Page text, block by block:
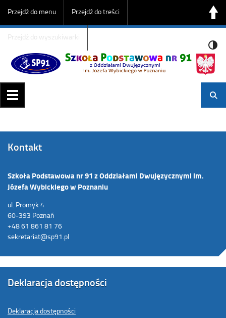
Przejdź do menu Przejdź do treści
Przejdź do wyszukiwarki
Kontakt
Szkoła Podstawowa nr 91 z Oddziałami Dwujęzycznymi im.
Józefa Wybickiego w Poznaniu
ul. Promyk 4
60-393 Poznań
+48 61 861 81 76
sekretariat@sp91.pl
Deklaracja dostępności
Deklaracja dostępności